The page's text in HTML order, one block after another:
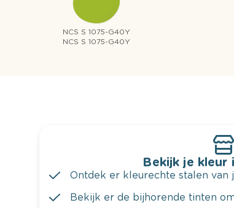
NCS S 1075-G40Y
NCS S 1075-G40Y
Bekijk je kleur
Ontdek er kleurechte stalen van
Bekijk er de bijhorende tinten